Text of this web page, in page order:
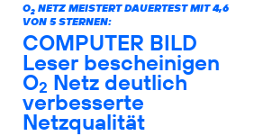
O2NETZ MEISTERT DAUERTEST MIT 4,6
VON 5 STERNEN:
COMPUTER BILD
Leser bescheinigen
O2 Netz deutlich
verbesserte
Netzqualität